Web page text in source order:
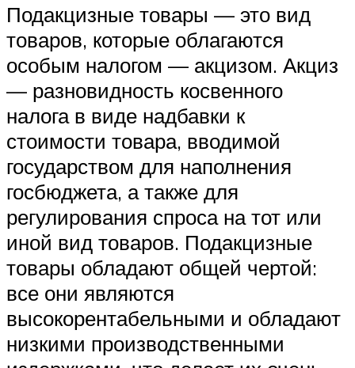
Подакцизные товары — это вид
товаров, которые облагаются
особым налогом — акцизом. Акциз
— разновидность косвенного
налога в виде надбавки к
стоимости товара, вводимой
государством для наполнения
госбюджета, а также для
регулирования спроса на тот или
иной вид товаров. Подакцизные
товары обладают общей чертой:
все они являются
высокорентабельными и обладают
низкими производственными